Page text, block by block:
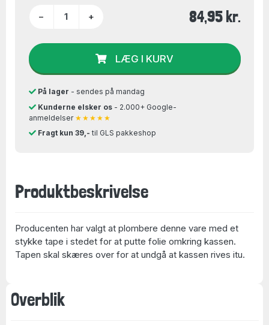
Overblik
− + 84,95 kr.
LÆG I KURV
På lager - sendes på mandag
Kunderne elsker os- 2.000+ Google-
anmeldelser ★★★★★
Fragt kun 39,- til GLS pakkeshop
Produktbeskrivelse
Producenten har valgt at plombere denne vare med et
stykke tape i stedet for at putte folie omkring kassen.
Tapen skal skæres over for at undgå at kassen rives itu.